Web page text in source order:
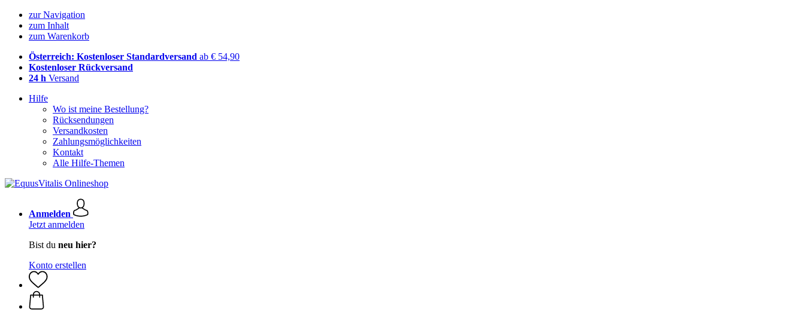
zur Navigation
zum Inhalt
zum Warenkorb
Österreich: Kostenloser Standardversand ab € 54,90
Kostenloser Rückversand
24 h Versand
Hilfe
Wo ist meine Bestellung?
Rücksendungen
Versandkosten
Zahlungsmöglichkeiten
Kontakt
Alle Hilfe-Themen
Anmelden
Jetzt anmelden
Bist du neu hier?
Konto erstellen